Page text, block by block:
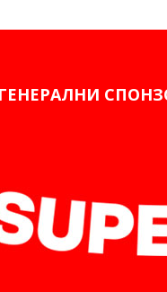
ГЕНЕРАЛНИ